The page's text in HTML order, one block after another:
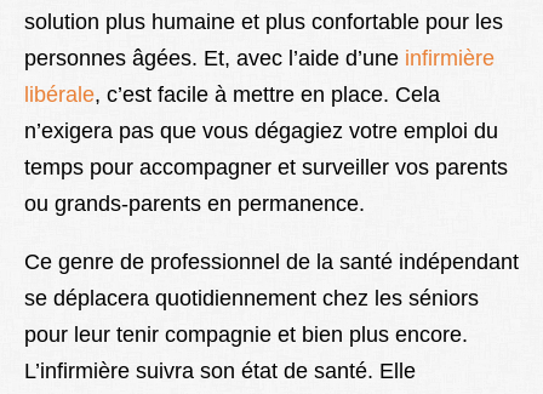
solution plus humaine et plus confortable pour les
personnes âgées. Et, avec l’aide d’une infirmière
libérale, c’est facile à mettre en place. Cela
n’exigera pas que vous dégagiez votre emploi du
temps pour accompagner et surveiller vos parents
ou grands-parents en permanence.
Ce genre de professionnel de la santé indépendant
se déplacera quotidiennement chez les séniors
pour leur tenir compagnie et bien plus encore.
L’infirmière suivra son état de santé. Elle